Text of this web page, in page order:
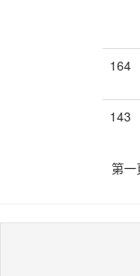
164
143
第